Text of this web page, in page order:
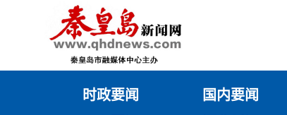
时政要闻 国内要闻